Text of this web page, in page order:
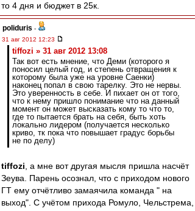
то 4 дня и бюджет в 25к.
poliduris -
31 авг 2012 12:23
tiffozi » 31 авг 2012 13:08
Так вот есть мнение, что Деми (которого я
поносил целый год, и степень отвращения к
которому была уже на уровне Саенки)
наконец попал в свою тарелку. Это не нервы.
Это уверенность в себе. И пихает он от того,
что к нему пришло понимание что на данный
момент он может высказать кому то что то,
где то пытается брать на себя, быть хоть
локально лидером (получается несколько
криво, тк пока что повышает градус борьбы
не по делу)
tiffozi , а мне вот другая мысля пришла насчёт
Зеува. Парень осознал, что с приходом нового
ГТ ему отчётливо замаячила команда " на
выход". С учётом прихода Ромуло, Чельстрема,